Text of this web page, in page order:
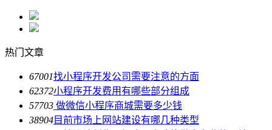
热门文章
67001找小程序开发公司需要注意的方面
62372小程序开发费用有哪些部分组成
57703 做微信小程序商城需要多少钱
38904目前市场上网站建设有哪几种类型